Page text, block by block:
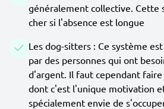
généralement collective. Cette
cher si l'absence est longue
Les dog-sitters : Ce système
par des personnes qui ont
d'argent. Il faut cependant
dont c'est l'unique motivation
spécialement envie de